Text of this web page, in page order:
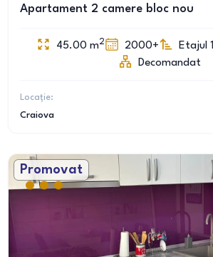
Apartament 2 camere bloc nou
45.00 m2 2000+ Etajul 1
Decomandat
Locație:
Craiova
Promovat